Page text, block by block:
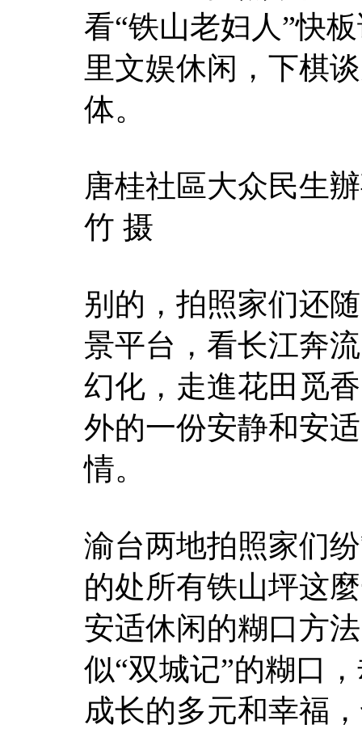
看“铁山老妇人”快
里文娱休闲，下棋
体。
唐桂社區大众民生
竹 摄
别的，拍照家们还
景平台，看长江奔
幻化，走進花田觅
外的一份安静和安
情。
渝台两地拍照家们
的处所有铁山坪这
安适休闲的糊口方
似“双城记”的糊口
成长的多元和幸福